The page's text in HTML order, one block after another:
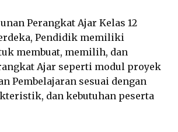
Perangkat Ajar Kelas 12
Pendidik memiliki
membuat, memilih, dan
Ajar seperti modul proyek
Pembelajaran sesuai dengan
dan kebutuhan peserta